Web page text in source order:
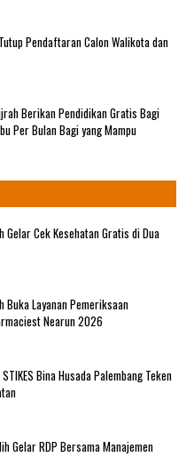
Pendaftaran Calon Walikota dan
Berikan Pendidikan Gratis Bagi
Per Bulan Bagi yang Mampu
Gelar Cek Kesehatan Gratis di Dua
Buka Layanan Pemeriksaan
Nearun 2026
Bina Husada Palembang Teken
Gelar RDP Bersama Manajemen